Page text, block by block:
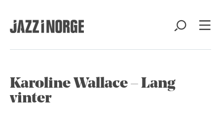
Karoline Wallace – Lang
vinter